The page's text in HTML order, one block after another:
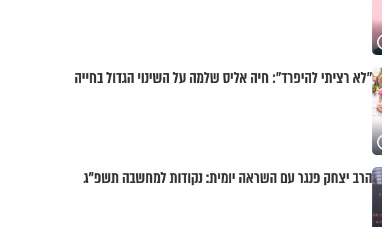
"לא רציתי להיפרד": חיה אליס שלמה על השינוי הגדול בחייה
הרב יצחק פנגר עם השראה יומית: נקודות למחשבה תשפ"ג